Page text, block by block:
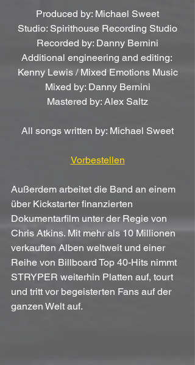
Produced by: Michael Sweet
Studio: Spirithouse Recording Studio
Recorded by: Danny Bernini
Additional engineering and editing:
Kenny Lewis / Mixed Emotions Music
Mixed by: Danny Bernini
Mastered by: Alex Saltz
All songs written by: Michael Sweet
Vorbestellen
Außerdem arbeitet die Band an einem
über Kickstarter finanzierten
Dokumentarfilm unter der Regie von
Chris Atkins. Mit mehr als 10 Millionen
verkauften Alben weltweit und einer
Reihe von Billboard Top 40-Hits nimmt
STRYPER weiterhin Platten auf, tourt
und tritt vor begeisterten Fans auf der
ganzen Welt auf.